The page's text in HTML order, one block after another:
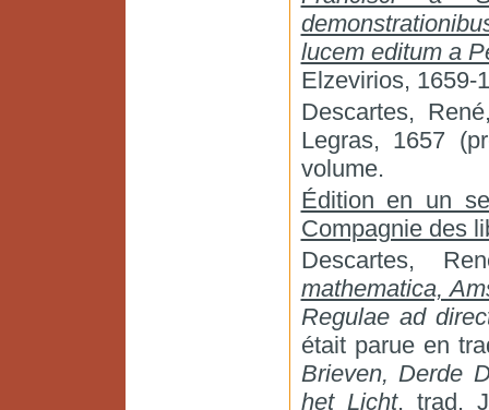
lucem editum a
Elzevirios, 1659-
Descartes,
Legras, 1657
volume.
Édition en un
Compagnie des
Descartes,
mathematica,
Regulae ad
était parue en
Brieven, Derde
het Licht, trad.